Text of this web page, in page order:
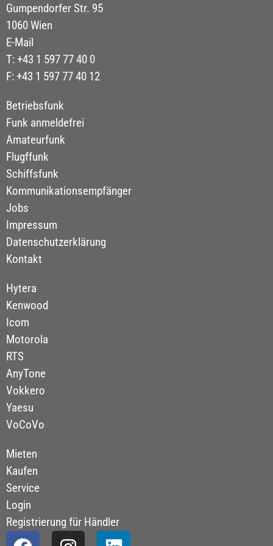
Gumpendorfer Str. 95
1060 Wien
E-Mail
T: +43 1 597 77 40 0
F: +43 1 597 77 40 12
Betriebsfunk
Funk anmeldefrei
Amateurfunk
Flugffunk
Schiffsfunk
Kommunikationsempfänger
Jobs
Impressum
Datenschutzerklärung
Kontakt
Hytera
Kenwood
Icom
Motorola
RTS
AnyTone
Vokkero
Yaesu
VoCoVo
Mieten
Kaufen
Service
Login
Registrierung für Händler